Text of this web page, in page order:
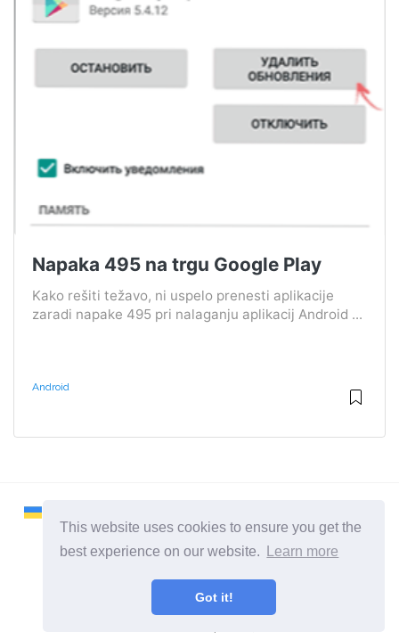
This website uses cookies to ensure you get the
best experience on our website.
Learn more
Got it!
Napaka 495 na trgu Google Play
Kako rešiti težavo, ni uspelo prenesti aplikacije
zaradi napake 495 pri nalaganju aplikacij Android ...
Android
2026 ©Remontcompa
Vse kategorije